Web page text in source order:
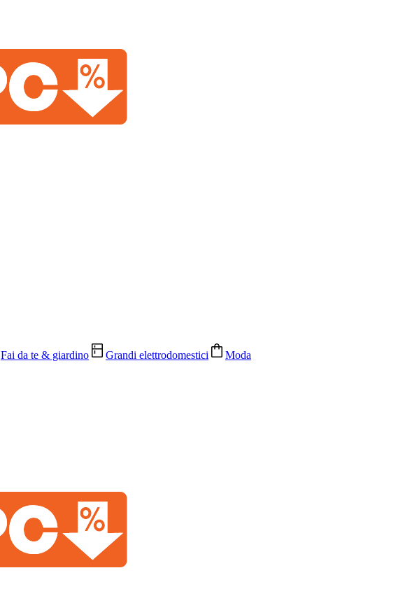
Fai da te & giardino Grandi elettrodomestici Moda